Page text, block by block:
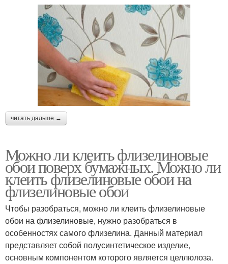
читать дальше →
Можно ли клеить флизелиновые
обои поверх бумажных. Можно ли
клеить флизелиновые обои на
флизелиновые обои
Чтобы разобраться, можно ли клеить флизелиновые
обои на флизелиновые, нужно разобраться в
особенностях самого флизелина. Данный материал
представляет собой полусинтетическое изделие,
основным компонентом которого является целлюлоза.